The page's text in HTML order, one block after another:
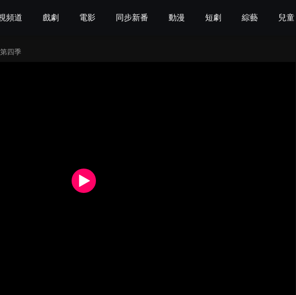
頻道 戲劇 電影 同步新番 動漫 短劇 綜藝 兒童
四季